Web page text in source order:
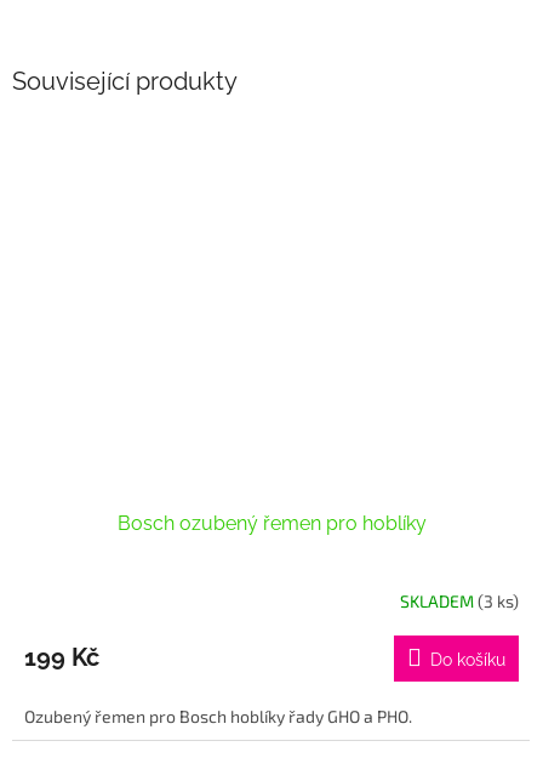
Související produkty
Bosch ozubený řemen pro hoblíky
SKLADEM(3 ks)
199 Kč Do košíku
Ozubený řemen pro Bosch hoblíky řady GHO a PHO.